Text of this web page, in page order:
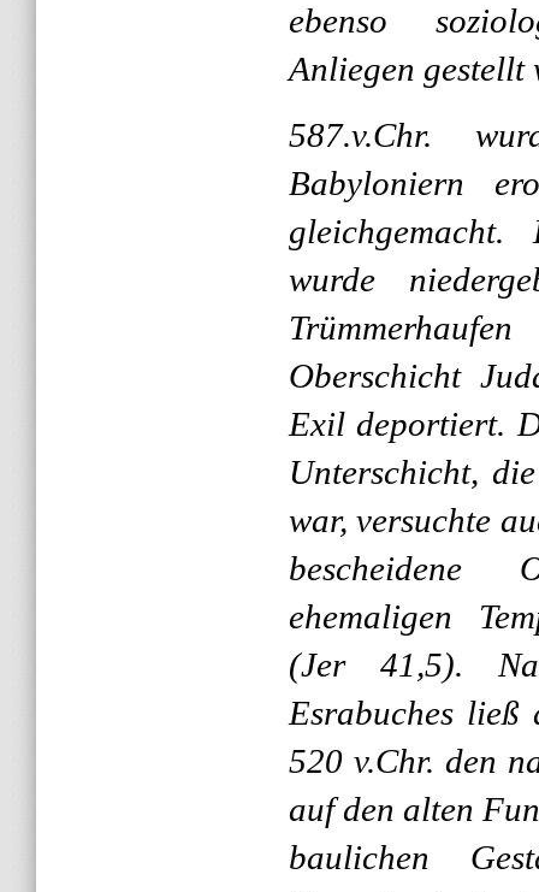
ebenso
Anliegen gestellt
587.v.Chr.
Babyloniern
gleichgemacht.
wurde
Oberschicht
Exil deportiert.
Unterschicht,
war, versuchte
bescheidene
ehemaligen
(Jer 41,5).
Esrabuches ließ
520 v.Chr. den
auf den alten
baulichen